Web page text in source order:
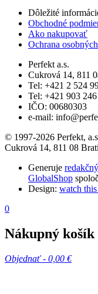
Dôležité
Obchodné
Ako nakupovať
Ochrana
Perfekt a.s.
Cukrová 14, 811
Tel: +421 2 524
Tel: +421 903
IČO: 00680303
e-mail:
© 1997-2026 Perfekt,
Cukrová 14, 811 08
Generuje
GlobalShop
Design: watch this
0
Nákupný košík
Objednať - 0,00 €